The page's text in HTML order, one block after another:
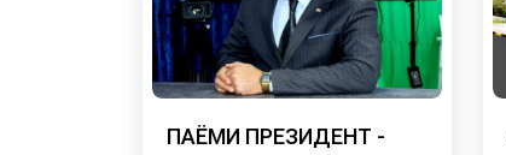
ПАЁМИ ПРЕЗИДЕНТ -